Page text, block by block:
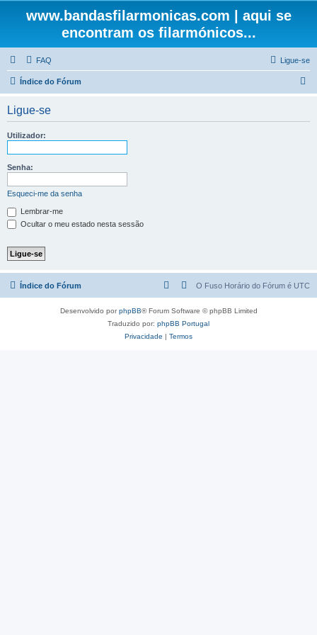
www.bandasfilarmonicas.com | aqui se
encontram os filarmónicos...
FAQ Ligue-se
Índice do Fórum
Ligue-se
Utilizador:
Senha:
Esqueci-me da senha
Lembrar-me
Ocultar o meu estado nesta sessão
Índice do Fórum O Fuso Horário do Fórum é UTC
Desenvolvido porphpBB® Forum Software © phpBB Limited
Traduzido por: phpBB Portugal
Privacidade | Termos